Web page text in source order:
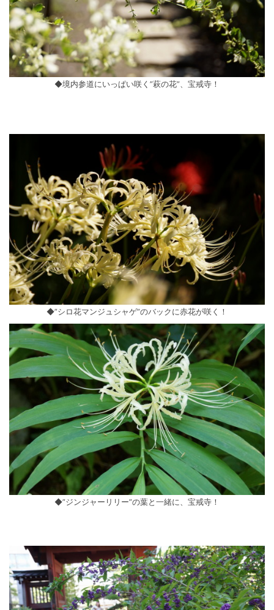
◆境内参道にいっぱい咲く”萩の花”、宝戒寺！
◆”シロ花マンジュシャゲ”のバックに赤花が咲く！
◆”ジンジャーリリー”の葉と一緒に、宝戒寺！